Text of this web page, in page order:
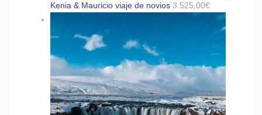
Kenia & Mauricio viaje de novios 3.525,00€